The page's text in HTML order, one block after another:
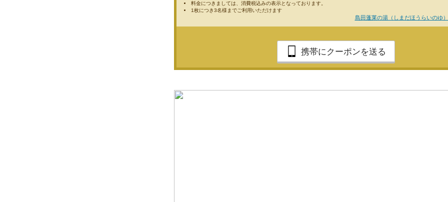
料金につきましては、消費税込みの表示となっております。
1枚につき3名様までご利用いただけます
島田蓬莱の湯（しまだほうらいのゆ
携帯にクーポンを送る